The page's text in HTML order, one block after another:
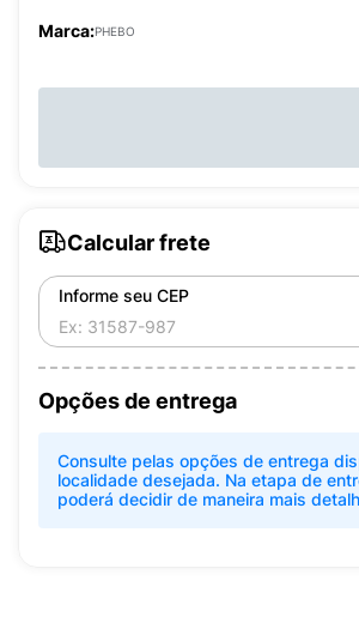
Marca:PHEBO
Calcular frete
Informe seu CEP
Opções de entrega
Consulte pelas opções de entrega
localidade desejada. Na etapa de
poderá decidir de maneira mais